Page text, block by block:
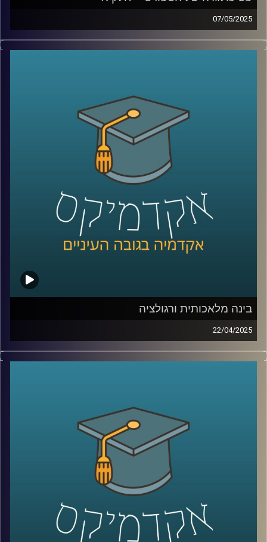
07/05/2025
גם באולימפיאדה שהתרחשה השנה בפריז והייתה מלאה בענפי
ספורט וספורטאים מהשורה הראשונה, היו ספורטאים
נפשיים משמעותיים, כאשר ספורטאים רבים חוו משברים
אישיים ונפשיים. בזכות ספורטאיות כמו סימון ביילס ונעמי
אוסקה, שדיברו בפתיחות על בריאות הנפש, המשחקים
האולימפיים והפאראלימפיים הפכו לנקודת ציון חשובה בהכרה
ובתמיכה בשיח על בעיות נפשיות וסיוע פסיכולוגי לספורטאים.
כיום, המודעות לקשיים נפשיים וללחצים הנלווים לעשייה
ספורטיבית תחרותית גבוהה יותר מאי פעם. חשוב לזכור
שספורטאים הם בני אדם עם תחושות כמו מתח, כאב, לחץ,
ציפיות, אכזבות וכישלונות, והתחום הספורטיבי מגדיל את כל
אלו. הצורך להשיג הישגים גבוהים ולהישאר ב-Top, במיוחד
מגיל צעיר, יחד עם שעות רבות של אימונים, מוסיף למתח
הנפשי. כאן נכנסים לתמונה פסיכולוגים של הספורט.
אז כדי לדבר על כל אלו הצטרף אלינו היום ד״ר רועי סמואל
יועץ, חוקר ומרצה בפסיכולוגיה של הספורט והפעילות הגופנית
בחטיבת הפסיכולוגיה של הספורט, המאמץ, והביצוע
באוניברסיטת רייכמן.
בינה מלאכותית ורגולציה
22/04/2025
הבינה המלאכותית רצה קדימה, אבל הרגולציה רק מתחילה
להבין את הכללים. בזמן שכלים כמו ChatGPT מנסחים,
אז איך מתמודדים האיחוד האירופי והשוק האמריקאי?
מי שומר על הזכויות שלנו כשהאלגוריתם יוצר תוכן? איך
מאזנים בין חופש פיתוח לאחריות חברתית?
והאם ישראל צריכה לבחור צד או לסלול דרך משלה?
בדיוק על זה ועוד נדבר היום עם שני מומחים כאן
ד״ר אביב גאון, חבר סגל בבית ספר הארי רדזינר למשפטים וד״ר
יובל ריינפלד, בית ספר הארי רדזינר למשפטים, בינה מלאכותית,
פרטיות וסייבר.